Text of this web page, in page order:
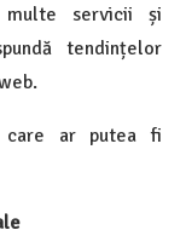
servicii și
tendințelor
ar putea fi